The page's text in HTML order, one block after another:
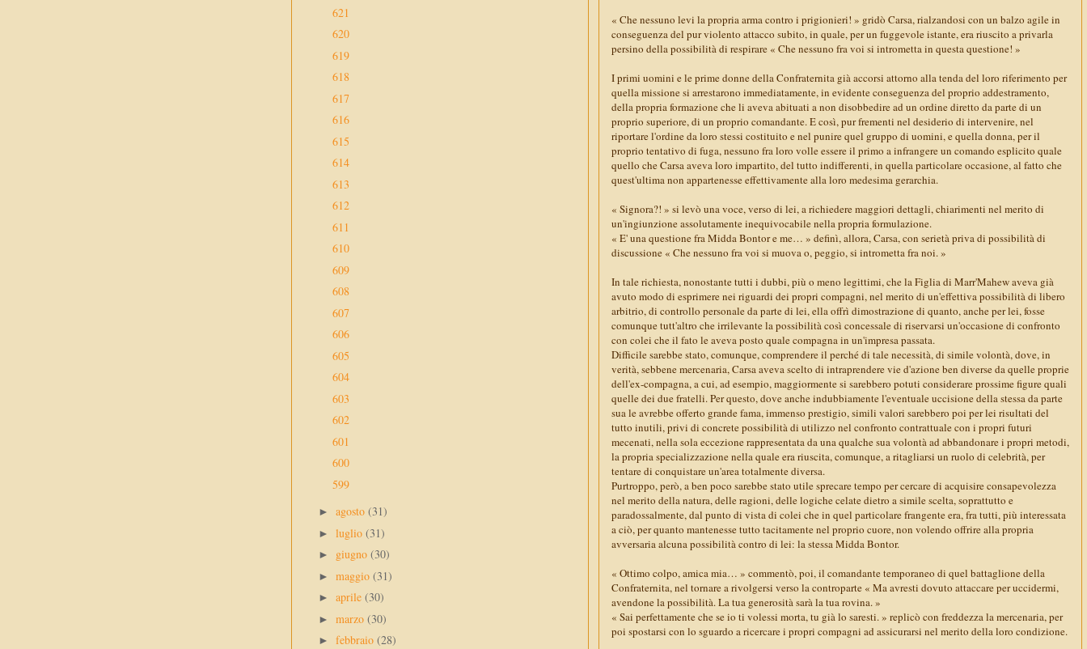
« Che nessuno levi la propria arma contro i prigionieri! » gridò Carsa, rialzandosi con un balzo agile in
conseguenza del pur violento attacco subito, in quale, per un fuggevole istante, era riuscito a privarla
persino della possibilità di respirare « Che nessuno fra voi si intrometta in questa questione! »
I primi uomini e le prime donne della Confraternita già accorsi attorno alla tenda del loro riferimento per
quella missione si arrestarono immediatamente, in evidente conseguenza del proprio addestramento,
della propria formazione che li aveva abituati a non disobbedire ad un ordine diretto da parte di un
proprio superiore, di un proprio comandante. E così, pur frementi nel desiderio di intervenire, nel
riportare l'ordine da loro stessi costituito e nel punire quel gruppo di uomini, e quella donna, per il
proprio tentativo di fuga, nessuno fra loro volle essere il primo a infrangere un comando esplicito quale
quello che Carsa aveva loro impartito, del tutto indifferenti, in quella particolare occasione, al fatto che
quest'ultima non appartenesse effettivamente alla loro medesima gerarchia.
« Signora?! » si levò una voce, verso di lei, a richiedere maggiori dettagli, chiarimenti nel merito di
un'ingiunzione assolutamente inequivocabile nella propria formulazione.
« E' una questione fra Midda Bontor e me… » definì, allora, Carsa, con serietà priva di possibilità di
discussione « Che nessuno fra voi si muova o, peggio, si intrometta fra noi. »
In tale richiesta, nonostante tutti i dubbi, più o meno legittimi, che la Figlia di Marr'Mahew aveva già
avuto modo di esprimere nei riguardi dei propri compagni, nel merito di un'effettiva possibilità di libero
arbitrio, di controllo personale da parte di lei, ella offrì dimostrazione di quanto, anche per lei, fosse
comunque tutt'altro che irrilevante la possibilità così concessale di riservarsi un'occasione di confronto
con colei che il fato le aveva posto quale compagna in un'impresa passata.
Difficile sarebbe stato, comunque, comprendere il perché di tale necessità, di simile volontà, dove, in
verità, sebbene mercenaria, Carsa aveva scelto di intraprendere vie d'azione ben diverse da quelle proprie
dell'ex-compagna, a cui, ad esempio, maggiormente si sarebbero potuti considerare prossime figure quali
quelle dei due fratelli. Per questo, dove anche indubbiamente l'eventuale uccisione della stessa da parte
sua le avrebbe offerto grande fama, immenso prestigio, simili valori sarebbero poi per lei risultati del
tutto inutili, privi di concrete possibilità di utilizzo nel confronto contrattuale con i propri futuri
mecenati, nella sola eccezione rappresentata da una qualche sua volontà ad abbandonare i propri metodi,
la propria specializzazione nella quale era riuscita, comunque, a ritagliarsi un ruolo di celebrità, per
tentare di conquistare un'area totalmente diversa.
Purtroppo, però, a ben poco sarebbe stato utile sprecare tempo per cercare di acquisire consapevolezza
nel merito della natura, delle ragioni, delle logiche celate dietro a simile scelta, soprattutto e
paradossalmente, dal punto di vista di colei che in quel particolare frangente era, fra tutti, più interessata
a ciò, per quanto mantenesse tutto tacitamente nel proprio cuore, non volendo offrire alla propria
avversaria alcuna possibilità contro di lei: la stessa Midda Bontor.
« Ottimo colpo, amica mia… » commentò, poi, il comandante temporaneo di quel battaglione della
Confraternita, nel tornare a rivolgersi verso la controparte « Ma avresti dovuto attaccare per uccidermi,
avendone la possibilità. La tua generosità sarà la tua rovina. »
« Sai perfettamente che se io ti volessi morta, tu già lo saresti. » replicò con freddezza la mercenaria, per
poi spostarsi con lo sguardo a ricercare i propri compagni ad assicurarsi nel merito della loro condizione.
621
620
619
618
617
616
615
614
613
612
611
610
609
608
607
606
605
604
603
602
601
600
599
► agosto (31)
► luglio (31)
► giugno (30)
► maggio (31)
► aprile (30)
► marzo (30)
► febbraio (28)